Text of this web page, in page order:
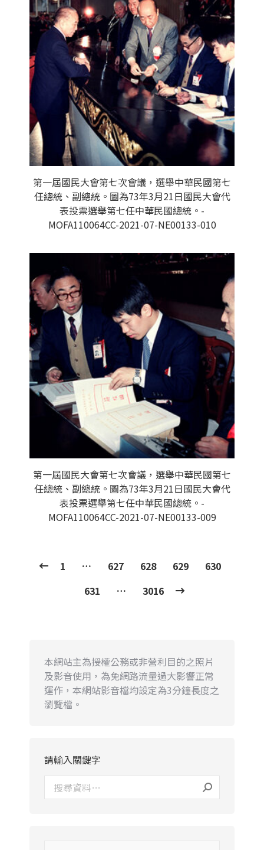
第一屆國民大會第七次會議，選舉中華民國第七
任總統、副總統。圖為73年3月21日國民大會代
表投票選舉第七任中華民國總統。-
MOFA110064CC-2021-07-NE00133-010
第一屆國民大會第七次會議，選舉中華民國第七
任總統、副總統。圖為73年3月21日國民大會代
表投票選舉第七任中華民國總統。-
MOFA110064CC-2021-07-NE00133-009
1 … 627 628 629
630
631
… 3016
本網站主為授權公務或非營利目的之照片
及影音使用，為免網路流量過大影響正常
運作，本網站影音檔均設定為3分鐘長度之
瀏覽檔。
請輸入關鍵字